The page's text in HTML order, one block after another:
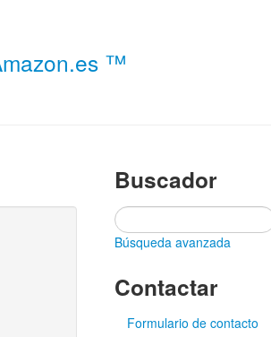
™
Buscador
Búsqueda avanzada
Contactar
Formulario de contacto